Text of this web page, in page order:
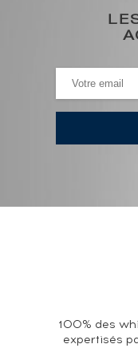
VOUS
Analyse &
100% des
expertisés